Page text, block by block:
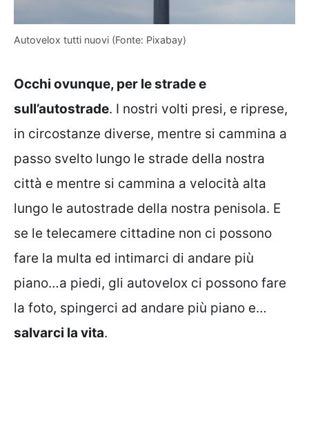
Autovelox tutti nuovi (Fonte: Pixabay)
Occhi ovunque, per le strade e
sull’autostrade. I nostri volti presi, e riprese,
in circostanze diverse, mentre si cammina a
passo svelto lungo le strade della nostra
città e mentre si cammina a velocità alta
lungo le autostrade della nostra penisola. E
se le telecamere cittadine non ci possono
fare la multa ed intimarci di andare più
piano…a piedi, gli autovelox ci possono fare
la foto, spingerci ad andare più piano e…
salvarci la vita.